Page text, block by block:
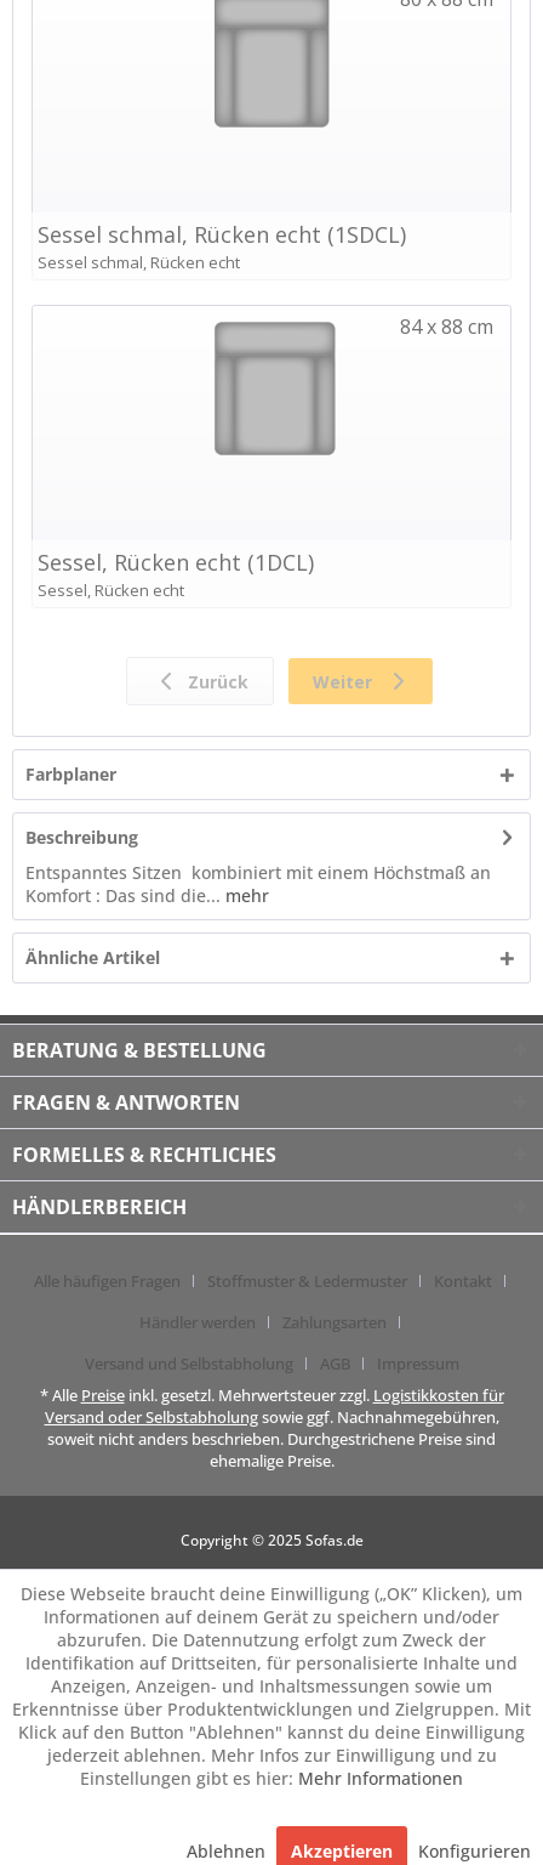
Farbplaner
Beschreibung
Entspanntes Sitzen kombiniert mit einem Höchstmaß an
Komfort : Das sind die... mehr
Ähnliche Artikel
BERATUNG & BESTELLUNG
FRAGEN & ANTWORTEN
FORMELLES & RECHTLICHES
HÄNDLERBEREICH
Alle häufigen Fragen Stoffmuster & Ledermuster
Kontakt
Händler werden
Zahlungsarten
Versand und Selbstabholung
AGB
Impressum
* Alle Preiseinkl. gesetzl. Mehrwertsteuer zzgl. Logistikkosten für
Versand oder Selbstabholungsowie ggf. Nachnahmegebühren,
soweit nicht anders beschrieben. Durchgestrichene Preise sind
ehemalige Preise.
Copyright © 2025 Sofas.de
Diese Webseite braucht deine Einwilligung („OK” Klicken), um
Informationen auf deinem Gerät zu speichern und/oder
abzurufen. Die Datennutzung erfolgt zum Zweck der
Identifikation auf Drittseiten, für personalisierte Inhalte und
Anzeigen, Anzeigen- und Inhaltsmessungen sowie um
Erkenntnisse über Produktentwicklungen und Zielgruppen. Mit
Klick auf den Button "Ablehnen" kannst du deine Einwilligung
jederzeit ablehnen. Mehr Infos zur Einwilligung und zu
Einstellungen gibt es hier: Mehr Informationen
Ablehnen Akzeptieren Konfigurieren